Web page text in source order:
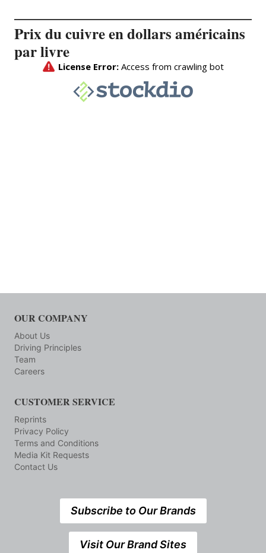
Prix du cuivre en dollars américains
par livre
OUR COMPANY
About Us
Driving Principles
Team
Careers
CUSTOMER SERVICE
Reprints
Privacy Policy
Terms and Conditions
Media Kit Requests
Contact Us
Subscribe to Our Brands
Visit Our Brand Sites